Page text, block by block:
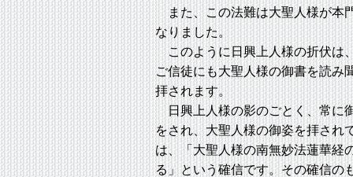
また、この法難は大聖人様が本
なりました。
このように日興上人様の折伏は
ご信徒にも大聖人様の御書を読み
拝されます。
日興上人様の影のごとく、常に
をされ、大聖人様の御姿を拝され
は、「大聖人様の南無妙法蓮華経
る」という確信です。その確信の